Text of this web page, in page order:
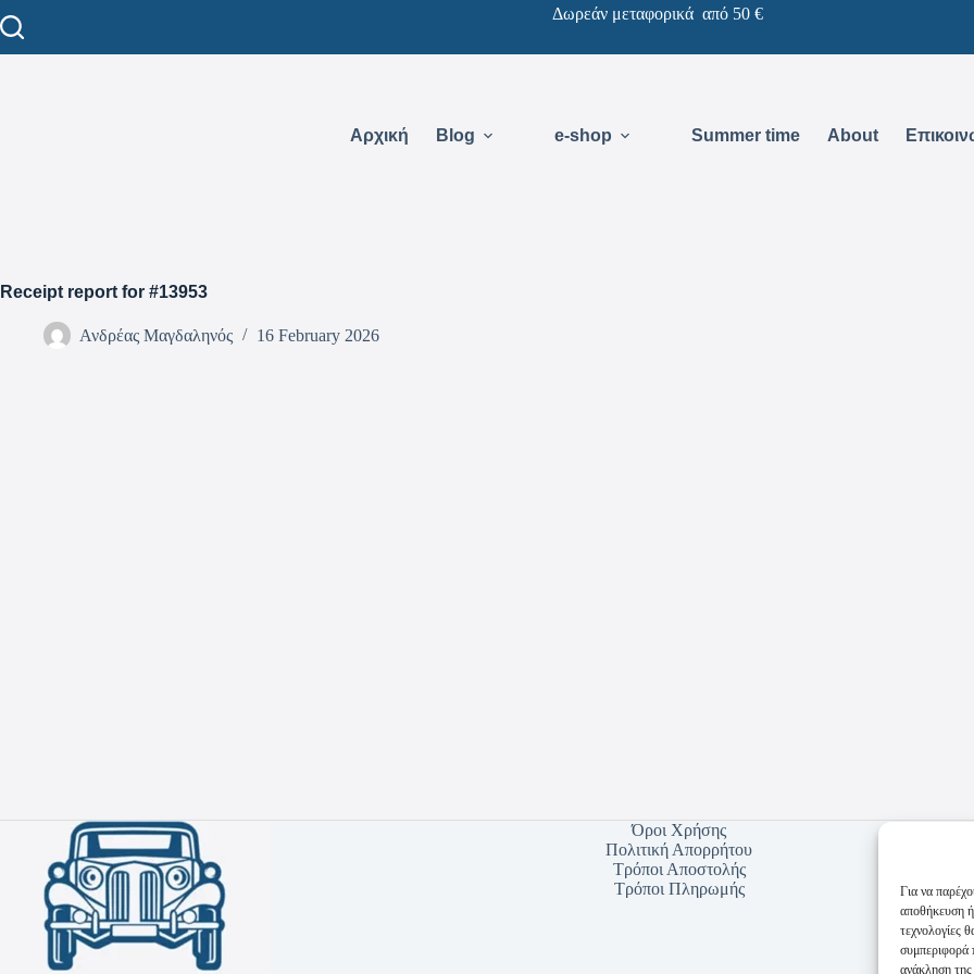
Για να
αποθήκευση
τεχνολογίες
συμπεριφορά
ανάκληση της
Δωρεάν μεταφορικά από 50 €
Αρχική Blog e-shop Summer time About
Receipt report for #13953
Ανδρέας Μαγδαληνός 16 February 2026
Όροι Χρήσης
Πολιτική Απορρήτου
Τρόποι Αποστολής
Τρόποι Πληρωμής